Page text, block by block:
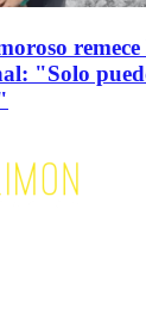
remece
"Solo